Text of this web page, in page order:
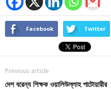
Facebook Twitter
Previous article
দেশ বরেন্য শিক্ষক ওয়ালিউল্লাহ পাটোয়ারীর